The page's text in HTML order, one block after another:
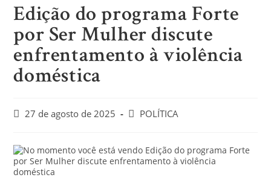
Edição do programa Forte
por Ser Mulher discute
enfrentamento à violência
doméstica
27 de agosto de 2025 POLÍTICA